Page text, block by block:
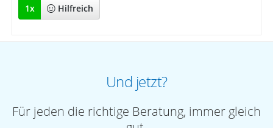
1x Hilfreich
Und jetzt?
Für jeden die richtige Beratung, immer gleich